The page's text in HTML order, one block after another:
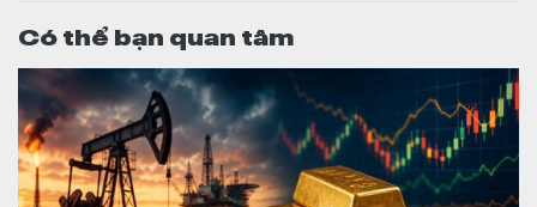
Có thể bạn quan tâm